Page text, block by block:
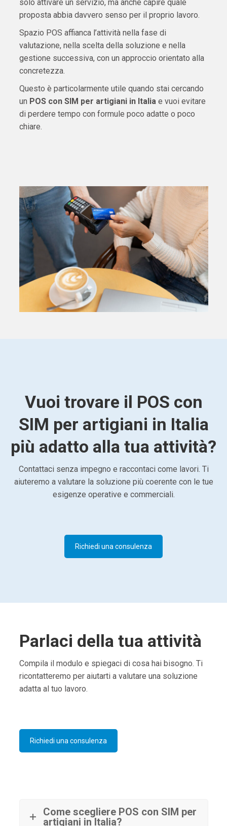
solo attivare un servizio, ma anche capire quale
proposta abbia davvero senso per il proprio lavoro.
Spazio POS affianca l’attività nella fase di
valutazione, nella scelta della soluzione e nella
gestione successiva, con un approccio orientato alla
concretezza.
Questo è particolarmente utile quando stai cercando
un POS con SIM per artigiani in Italiae vuoi evitare
di perdere tempo con formule poco adatte o poco
chiare.
Vuoi trovare il POS con
SIM per artigiani in Italia
più adatto alla tua attività?
Contattaci senza impegno e raccontaci come lavori. Ti
aiuteremo a valutare la soluzione più coerente con le tue
esigenze operative e commerciali.
Richiedi una consulenza
Parlaci della tua attività
Compila il modulo e spiegaci di cosa hai bisogno. Ti
ricontatteremo per aiutarti a valutare una soluzione
adatta al tuo lavoro.
Richiedi una consulenza
Come scegliere POS con SIM per
artigiani in Italia?